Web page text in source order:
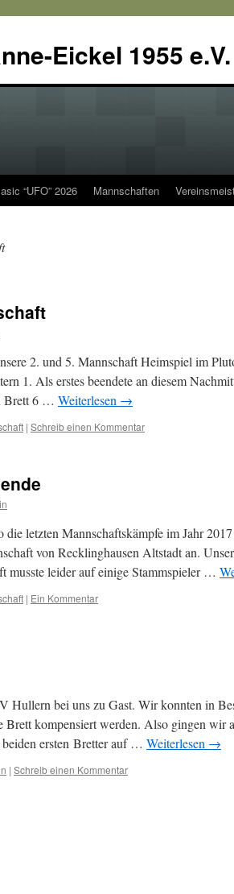
Eickel 1955 e.V.
“UFO” 2026 Mannschaften
2. und 5. Mannschaft Heimspiel im
1. Als erstes beendete an diesem
Brett 6 … Weiterlesen →
| Schreib einen Kommentar
letzten Mannschaftskämpfe im Jahr
von Recklinghausen Altstadt an.
musste leider auf einige Stammspieler …
| Ein Kommentar
Hullern bei uns zu Gast. Wir konnten in
Brett kompensiert werden. Also gingen wir
ersten Bretter auf … Weiterlesen →
| Schreib einen Kommentar